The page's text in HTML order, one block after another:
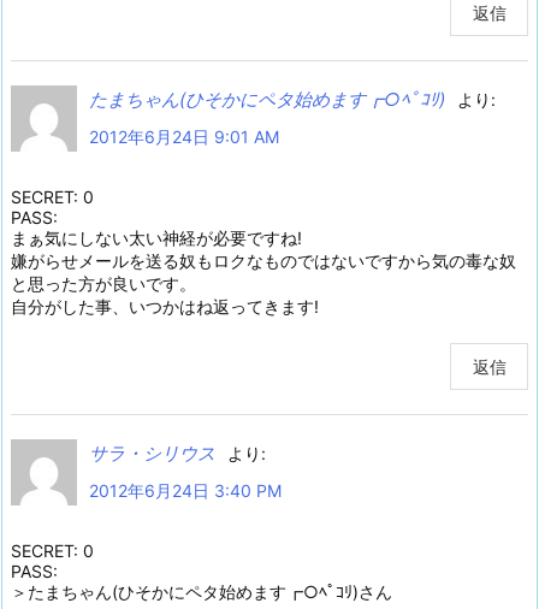
返信
たまちゃん(ひそかにペタ始めます┏○ﾍﾟｺﾘ)
より:
2012年6月24日 9:01 AM
SECRET: 0
PASS:
まぁ気にしない太い神経が必要ですね!
嫌がらせメールを送る奴もロクなものではないですから気の毒な奴
と思った方が良いです。
自分がした事、いつかはね返ってきます!
返信
サラ・シリウス
より:
2012年6月24日 3:40 PM
SECRET: 0
PASS:
＞たまちゃん(ひそかにペタ始めます┏○ﾍﾟｺﾘ)さん